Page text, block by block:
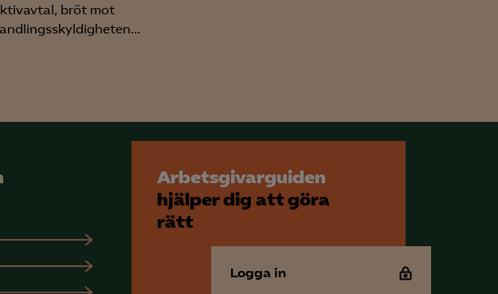
bröt mot
Arbetsgivarguiden
hjälper dig att göra
rätt
Logga in